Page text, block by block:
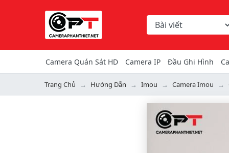
Chọn danh mục tìm
Từ khóa hoặc mã hàng
Camera Quán Sát HD Camera IP Đầu Ghi Hình
Trang Chủ Hướng Dẫn Imou Camera Imou